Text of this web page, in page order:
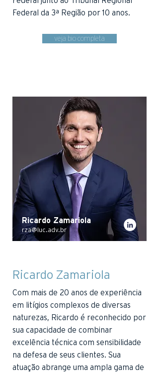
Federal da 3ª Região por 10 anos.
veja bio completa
Ricardo Zamariola
rza@luc.adv.br
Ricardo Zamariola
Com mais de 20 anos de experiência
em litígios complexos de diversas
naturezas, Ricardo é reconhecido por
sua capacidade de combinar
excelência técnica com sensibilidade
na defesa de seus clientes. Sua
atuação abrange uma ampla gama de